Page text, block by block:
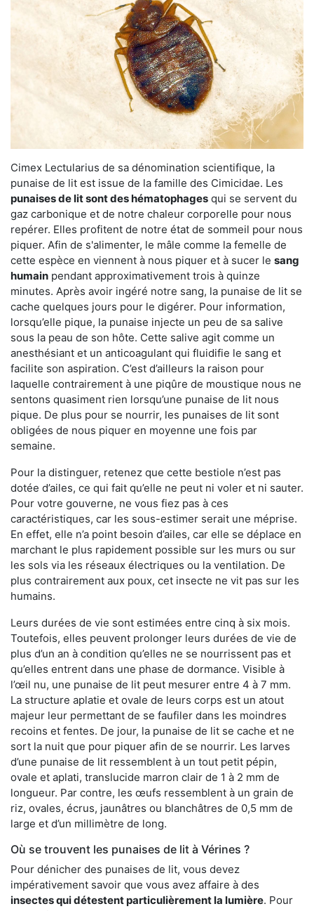
Cimex Lectularius de sa dénomination scientifique, la
punaise de lit est issue de la famille des Cimicidae. Les
punaises de lit sont des hématophages qui se servent du
gaz carbonique et de notre chaleur corporelle pour nous
repérer. Elles profitent de notre état de sommeil pour nous
piquer. Afin de s'alimenter, le mâle comme la femelle de
cette espèce en viennent à nous piquer et à sucer le sang
humain pendant approximativement trois à quinze
minutes. Après avoir ingéré notre sang, la punaise de lit se
cache quelques jours pour le digérer. Pour information,
lorsqu’elle pique, la punaise injecte un peu de sa salive
sous la peau de son hôte. Cette salive agit comme un
anesthésiant et un anticoagulant qui fluidifie le sang et
facilite son aspiration. C’est d’ailleurs la raison pour
laquelle contrairement à une piqûre de moustique nous ne
sentons quasiment rien lorsqu’une punaise de lit nous
pique. De plus pour se nourrir, les punaises de lit sont
obligées de nous piquer en moyenne une fois par
semaine.
Pour la distinguer, retenez que cette bestiole n’est pas
dotée d’ailes, ce qui fait qu’elle ne peut ni voler et ni sauter.
Pour votre gouverne, ne vous fiez pas à ces
caractéristiques, car les sous-estimer serait une méprise.
En effet, elle n’a point besoin d’ailes, car elle se déplace en
marchant le plus rapidement possible sur les murs ou sur
les sols via les réseaux électriques ou la ventilation. De
plus contrairement aux poux, cet insecte ne vit pas sur les
humains.
Leurs durées de vie sont estimées entre cinq à six mois.
Toutefois, elles peuvent prolonger leurs durées de vie de
plus d’un an à condition qu’elles ne se nourrissent pas et
qu’elles entrent dans une phase de dormance. Visible à
l’œil nu, une punaise de lit peut mesurer entre 4 à 7 mm.
La structure aplatie et ovale de leurs corps est un atout
majeur leur permettant de se faufiler dans les moindres
recoins et fentes. De jour, la punaise de lit se cache et ne
sort la nuit que pour piquer afin de se nourrir. Les larves
d’une punaise de lit ressemblent à un tout petit pépin,
ovale et aplati, translucide marron clair de 1 à 2 mm de
longueur. Par contre, les œufs ressemblent à un grain de
riz, ovales, écrus, jaunâtres ou blanchâtres de 0,5 mm de
large et d’un millimètre de long.
Où se trouvent les punaises de lit à Vérines ?
Pour dénicher des punaises de lit, vous devez
impérativement savoir que vous avez affaire à des
insectes qui détestent particulièrement la lumière. Pour